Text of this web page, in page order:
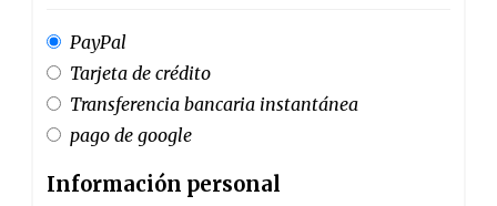
PayPal
Tarjeta de crédito
Transferencia bancaria instantánea
pago de google
Información personal